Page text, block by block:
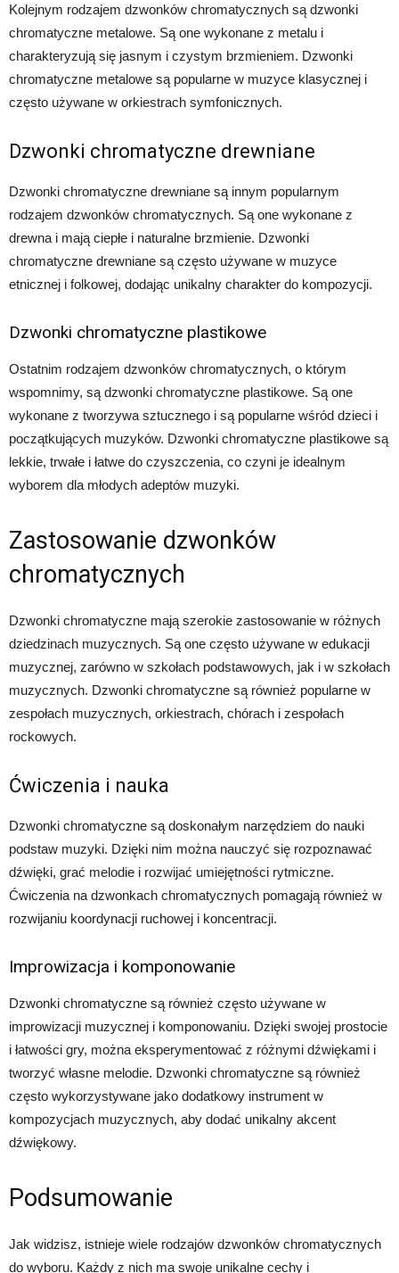
Kolejnym rodzajem dzwonków chromatycznych są dzwonki
chromatyczne metalowe. Są one wykonane z metalu i
charakteryzują się jasnym i czystym brzmieniem. Dzwonki
chromatyczne metalowe są popularne w muzyce klasycznej i
często używane w orkiestrach symfonicznych.
Dzwonki chromatyczne drewniane
Dzwonki chromatyczne drewniane są innym popularnym
rodzajem dzwonków chromatycznych. Są one wykonane z
drewna i mają ciepłe i naturalne brzmienie. Dzwonki
chromatyczne drewniane są często używane w muzyce
etnicznej i folkowej, dodając unikalny charakter do kompozycji.
Dzwonki chromatyczne plastikowe
Ostatnim rodzajem dzwonków chromatycznych, o którym
wspomnimy, są dzwonki chromatyczne plastikowe. Są one
wykonane z tworzywa sztucznego i są popularne wśród dzieci i
początkujących muzyków. Dzwonki chromatyczne plastikowe są
lekkie, trwałe i łatwe do czyszczenia, co czyni je idealnym
wyborem dla młodych adeptów muzyki.
Zastosowanie dzwonków
chromatycznych
Dzwonki chromatyczne mają szerokie zastosowanie w różnych
dziedzinach muzycznych. Są one często używane w edukacji
muzycznej, zarówno w szkołach podstawowych, jak i w szkołach
muzycznych. Dzwonki chromatyczne są również popularne w
zespołach muzycznych, orkiestrach, chórach i zespołach
rockowych.
Ćwiczenia i nauka
Dzwonki chromatyczne są doskonałym narzędziem do nauki
podstaw muzyki. Dzięki nim można nauczyć się rozpoznawać
dźwięki, grać melodie i rozwijać umiejętności rytmiczne.
Ćwiczenia na dzwonkach chromatycznych pomagają również w
rozwijaniu koordynacji ruchowej i koncentracji.
Improwizacja i komponowanie
Dzwonki chromatyczne są również często używane w
improwizacji muzycznej i komponowaniu. Dzięki swojej prostocie
i łatwości gry, można eksperymentować z różnymi dźwiękami i
tworzyć własne melodie. Dzwonki chromatyczne są również
często wykorzystywane jako dodatkowy instrument w
kompozycjach muzycznych, aby dodać unikalny akcent
dźwiękowy.
Podsumowanie
Jak widzisz, istnieje wiele rodzajów dzwonków chromatycznych
do wyboru. Każdy z nich ma swoje unikalne cechy i